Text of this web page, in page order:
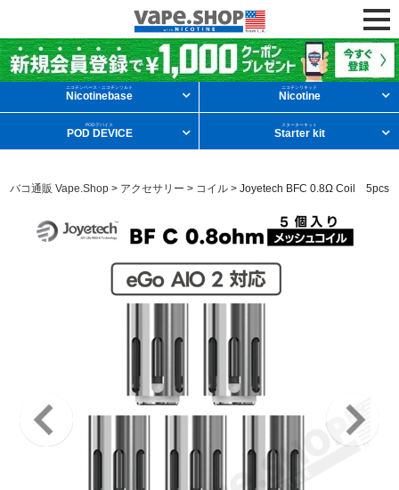
ニコチンリキッドを条件から探す
メンソール フルーツ デザート
タバコ ドリンク ニコチンベース
アメリカ・カナダ製 日本製（フレーバー）
ニコチンベース・ニコチンソルト
Nicotinebase
ニコチンリキッド
Nicotine
PODデバイス
POD DEVICE
スターターキット
Starter kit
バコ通販 Vape.Shop > アクセサリー > コイル >Joyetech BFC 0.8Ω Coil 5pcs